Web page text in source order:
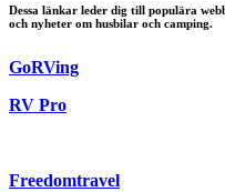
Dessa länkar leder dig till populära
och nyheter om husbilar och camping.
GoRVing
RV Pro
Freedomtravel